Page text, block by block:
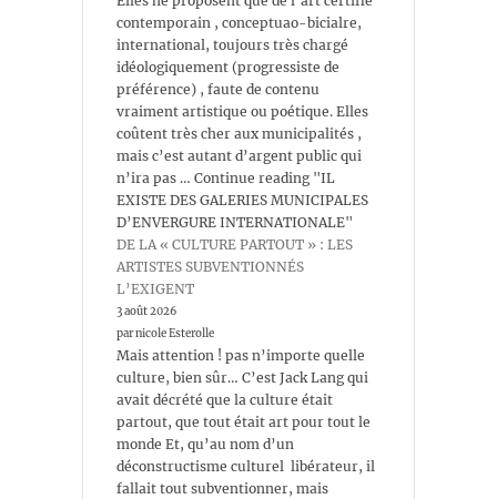
contemporain , conceptuao-bicialre,
international, toujours très chargé
idéologiquement (progressiste de
préférence) , faute de contenu
vraiment artistique ou poétique. Elles
coûtent très cher aux municipalités ,
mais c’est autant d’argent public qui
n’ira pas … Continue reading "IL
EXISTE DES GALERIES MUNICIPALES
D’ENVERGURE INTERNATIONALE"
DE LA « CULTURE PARTOUT » : LES
ARTISTES SUBVENTIONNÉS
L’EXIGENT
3 août 2026
par nicole Esterolle
Mais attention ! pas n’importe quelle
culture, bien sûr… C’est Jack Lang qui
avait décrété que la culture était
partout, que tout était art pour tout le
monde Et, qu’au nom d’un
déconstructisme culturel libérateur, il
fallait tout subventionner, mais